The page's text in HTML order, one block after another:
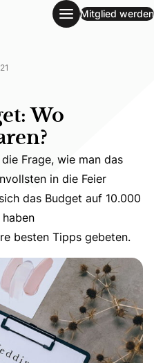
sparen?
Mitglied werden
Wo
Frage, wie man das
Frage, wie man das
in die Feier
das Budget auf 10.000
besten Tipps gebeten.